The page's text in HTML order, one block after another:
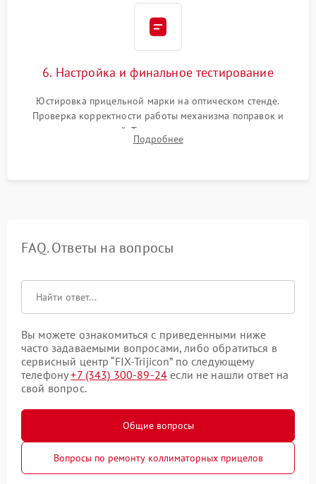
6. Настройка и финальное тестирование
Юстировка прицельной марки на оптическом стенде.
Проверка корректности работы механизма поправок и
отсутствия искажений. Тестирование прицела на ударном
стенде для подтверждения устойчивости к отдаче оружия и
Подробнее
FAQ. Ответы на вопросы
Вы можете ознакомиться с приведенными ниже
часто задаваемыми вопросами, либо обратиться в
сервисный центр “FIX-Trijicon” по следующему
телефону+7 (343) 300-89-24 если не нашли ответ на
свой вопрос.
Общие вопросы
Вопросы по ремонту коллиматорных прицелов